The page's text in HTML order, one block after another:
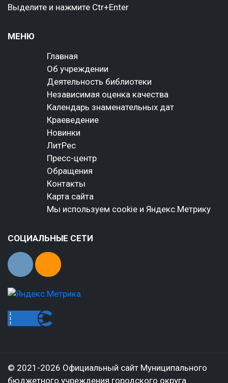
Выделите и нажмите Ctr+Enter
МЕНЮ
Главная
Об учреждении
Деятельность библиотеки
Независимая оценка качества
Календарь знаменательных дат
Краеведение
Новинки
ЛитРес
Пресс-центр
Обращения
Контакты
Карта сайта
Мы используем cookie и Яндекс.Метрику
СОЦИАЛЬНЫЕ СЕТИ
© 2021-2026 Официальный сайт Муниципального
бюджетного учреждения городского округа